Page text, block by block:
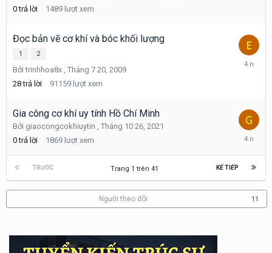
0 trả lời 1489 lượt xem
Đọc bản vẽ cơ khí và bóc khối lượng
1 2
Bởitrinhhoa8x , Tháng 7 20, 2009
28 trả lời 91159 lượt xem
Tháng
Gia công cơ khí uy tính Hồ Chí Minh
Bởi giaocongcokhiuytin , Tháng 10 26, 2021
0 trả lời 1869 lượt xem
Tháng
26,
2021
TRƯỚC KẾ TIẾP
Trang 1 trên 41
Người theo dõi 11